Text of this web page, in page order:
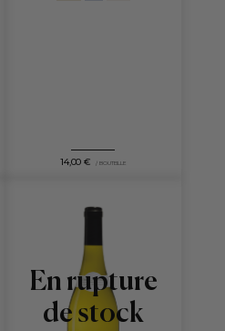
14,00 € / BOUTEILLE
En rupture
de stock